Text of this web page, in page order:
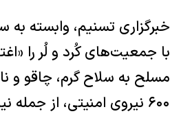
خبرگزاری تسنیم، وابسته به
با جمعیت‌های کُرد و لُر را
مسلح به سلاح گرم، چاقو و
۶۰۰ نیروی امنیتی، از